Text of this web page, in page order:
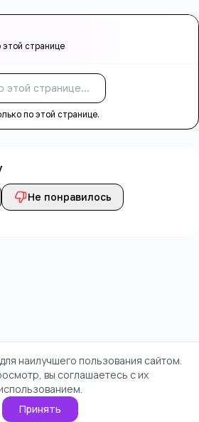
странице
по этой странице.
Не понравилось
наилучшего пользования сайтом.
вы соглашаетесь с их
Принять